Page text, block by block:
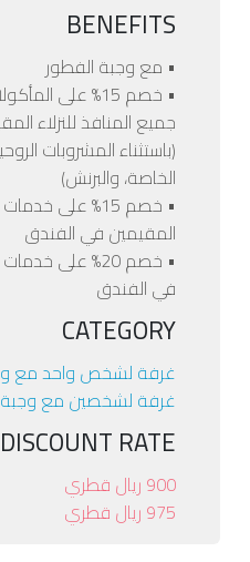
BENEFITS
• مع وجبة الفطور
• خصم 15% على
جميع المنافذ للنزلاء
(باستثناء المشروبات
الخاصة، والبرنش)
• خصم 15% على
المقيمين في الفندق
• خصم 20% على
في الفندق
CATEGORY
غرفة لشخص واحد مع
غرفة لشخصين مع
DISCOUNT RATE
900 ريال قطري
975 ريال قطري